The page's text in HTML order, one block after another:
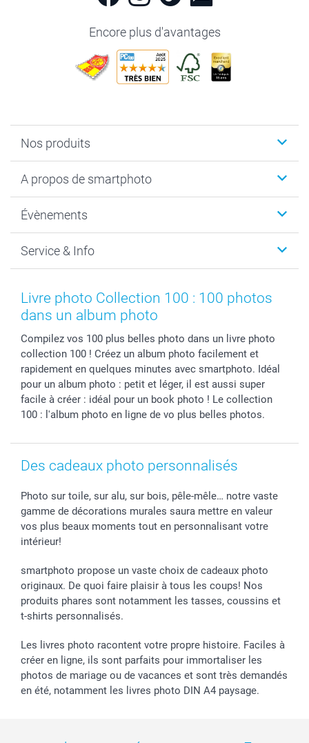
Encore plus d'avantages
Nos produits
Cadeaux photo
MyNameBook
Développement photo & Tirage photo
Cadres photo & accessoires déco
Calendrier photos & Agendas photo
Chèque Cadeau
A propos de smartphoto
Durabilité
Gestion des cookies
Mentions Légales
Presse
Investor Relations
B2B smartbusiness
Droit de rétractation
Évènements
Nouvel An
Fête des Mères
Fête des Pères
Mariage
Fête d'anniversaire
Collection naissance
Tous les évènements
Service & Info
Tarifs et frais de livraison
Livraison
Modes de Paiement
Identifiez-vous
Plan du site
Statut de ma commande
smarfriends
Livre photo Collection 100 : 100 photos
dans un album photo
Compilez vos 100 plus belles photo dans un livre photo
collection 100 ! Créez un album photo facilement et
rapidement en quelques minutes avec smartphoto. Idéal
pour un album photo : petit et léger, il est aussi super
facile à créer : idéal pour un book photo ! Le collection
100 : l'album photo en ligne de vo plus belles photos.
Des cadeaux photo personnalisés
Photo sur toile, sur alu, sur bois, pêle-mêle… notre vaste
gamme de décorations murales saura mettre en valeur
vos plus beaux moments tout en personnalisant votre
intérieur!
smartphoto propose un vaste choix de cadeaux photo
originaux. De quoi faire plaisir à tous les coups! Nos
produits phares sont notamment les tasses, coussins et
t-shirts personnalisés.
Les livres photo racontent votre propre histoire. Faciles à
créer en ligne, ils sont parfaits pour immortaliser les
photos de mariage ou de vacances et sont très demandés
en été, notamment les livres photo DIN A4 paysage.